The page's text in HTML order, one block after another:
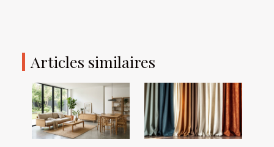
Articles similaires